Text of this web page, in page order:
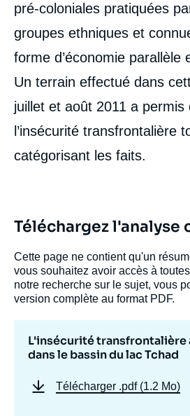
pré-coloniales pratiquées
groupes ethniques et
forme d’économie parallèle
Un terrain effectué dans
juillet et août 2011 a
l’insécurité transfrontalière
catégorisant les faits.
Téléchargez l'analyse
Cette page ne contient qu'un
vous souhaitez avoir accès à
notre recherche sur le sujet, vous
version complète au format PDF.
L'insécurité transfrontalière
dans le bassin du lac Tchad
Télécharger .pdf (1.2 Mo)